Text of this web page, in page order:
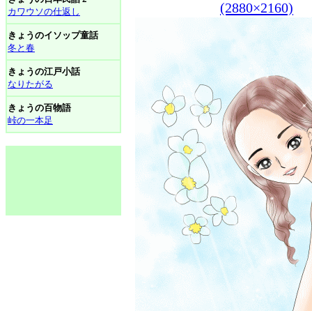
カワウソの仕返し
きょうのイソップ童話
冬と春
きょうの江戸小話
なりたがる
きょうの百物語
峠の一本足
(2880×2160)